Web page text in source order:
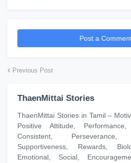
Post a
Previous Post
ThaenMittai Stories
ThaenMittai Stories in Tamil –
Positive Attitude,
Consistent,
Supportiveness, Rewards,
Emotional, Social,